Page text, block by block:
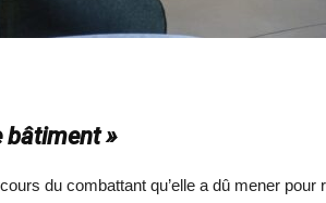
bâtiment »
du combattant qu’elle a dû mener pour